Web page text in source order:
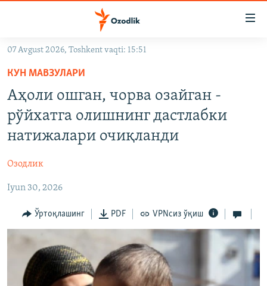
Асосий
навигацияга
ўтинг
Қидиришга
ўтинг
OZODARXIV
На русском
ИЖТИМОИЙ ТАРМОҚЛАР
Озодлик бошқа тилларда
07 Avgust 2026, Toshkent vaqti: 15:51
КУН МАВЗУЛАРИ
Аҳоли ошган, чорва озайган -
рўйхатга олишнинг дастлабки
натижалари очиқланди
Озодлик
Iyun 30, 2026
Ўртоқлашинг PDF VPNсиз ўқиш